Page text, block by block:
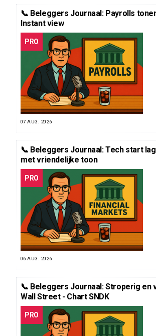
📞 Beleggers Journaal: Payrolls
Instant view
PRO
07 AUG. 2026
📞 Beleggers Journaal: Tech start
met vriendelijke toon
PRO
06 AUG. 2026
📞 Beleggers Journaal: Stroperig en
Wall Street - Chart SNDK
PRO